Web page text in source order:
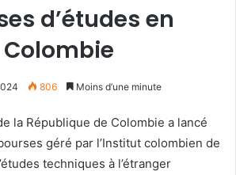
d’études en
Colombie
806 Moins d’une minute
la République de Colombie a lancé
géré par l’Institut colombien de
techniques à l’étranger